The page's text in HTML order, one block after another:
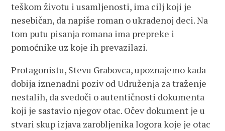
teškom životu i usamljenosti, ima cilj koji je
nesebičan, da napiše roman o ukradenoj deci. Na
tom putu pisanja romana ima prepreke i
pomoćnike uz koje ih prevazilazi.
Protagonistu, Stevu Grabovca, upoznajemo kada
dobija iznenadni poziv od Udruženja za traženje
nestalih, da svedoči o autentičnosti dokumenta
koji je sastavio njegov otac. Očev dokument je u
stvari skup izjava zarobljenika logora koje je otac